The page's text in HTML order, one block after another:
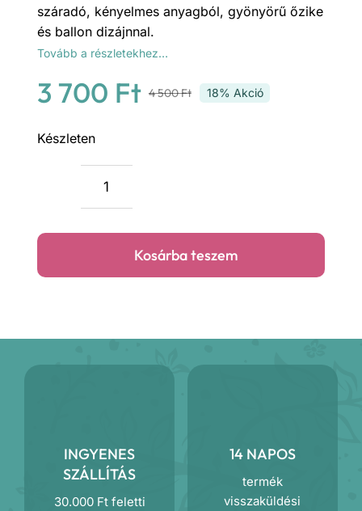
száradó, kényelmes anyagból, gyönyörű őzike
és ballon dizájnnal.
Tovább a részletekhez…
4 500FtOriginal
500 Ft.
3 700 Ft
Current
700 Ft.
18% Akció
Készleten
Nature
Kosárba teszem
INGYENES
SZÁLLÍTÁS
30.000 Ft feletti
14 NAPOS
termék
visszaküldési